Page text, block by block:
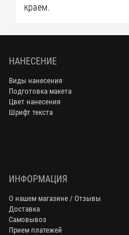
краем.
НАНЕСЕНИЕ
Виды нанесения
Подготовка макета
Цвет нанесения
Шрифт текста
ИНФОРМАЦИЯ
О нашем магазине / Отзывы
Доставка
Самовывоз
Прием платежей